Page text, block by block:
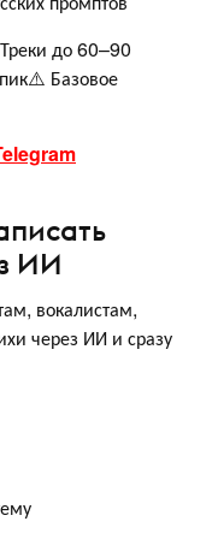
до 60–90
Базовое
ИИ
вокалистам,
через ИИ и сразу